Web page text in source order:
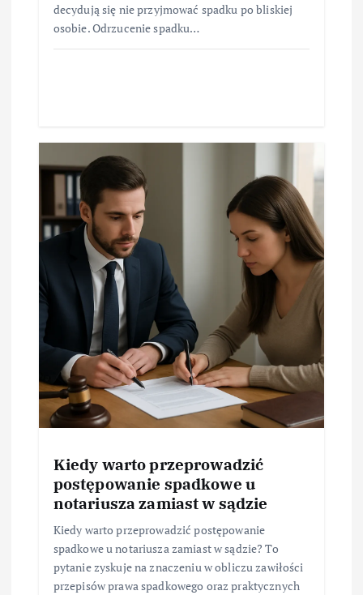
decydują się nie przyjmować spadku po bliskiej
osobie. Odrzucenie spadku…
Kiedy warto przeprowadzić
postępowanie spadkowe u
notariusza zamiast w sądzie
Kiedy warto przeprowadzić postępowanie
spadkowe u notariusza zamiast w sądzie? To
pytanie zyskuje na znaczeniu w obliczu zawiłości
przepisów prawa spadkowego oraz praktycznych